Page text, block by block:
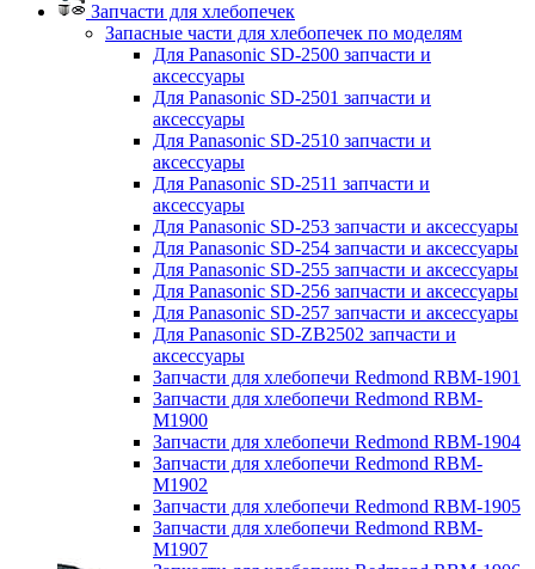
Запчасти для хлебопечек
Запасные части для хлебопечек по моделям
Для Panasonic SD-2500 запчасти и
аксессуары
Для Panasonic SD-2501 запчасти и
аксессуары
Для Panasonic SD-2510 запчасти и
аксессуары
Для Panasonic SD-2511 запчасти и
аксессуары
Для Panasonic SD-253 запчасти и аксессуары
Для Panasonic SD-254 запчасти и аксессуары
Для Panasonic SD-255 запчасти и аксессуары
Для Panasonic SD-256 запчасти и аксессуары
Для Panasonic SD-257 запчасти и аксессуары
Для Panasonic SD-ZB2502 запчасти и
аксессуары
Запчасти для хлебопечи Redmond RBM-1901
Запчасти для хлебопечи Redmond RBM-
M1900
Запчасти для хлебопечи Redmond RBM-1904
Запчасти для хлебопечи Redmond RBM-
M1902
Запчасти для хлебопечи Redmond RBM-1905
Запчасти для хлебопечи Redmond RBM-
M1907